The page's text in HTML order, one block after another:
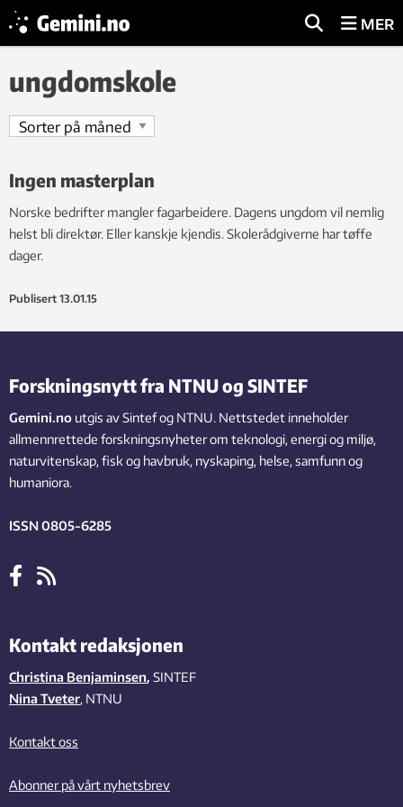
MER
ungdomskole
Ingen masterplan
Norske bedrifter mangler fagarbeidere. Dagens ungdom vil nemlig
helst bli direktør. Eller kanskje kjendis. Skolerådgiverne har tøffe
dager.
Publisert 13.01.15
Forskningsnytt fra NTNU og SINTEF
Gemini.no utgis av Sintef og NTNU. Nettstedet inneholder
allmennrettede forskningsnyheter om teknologi, energi og miljø,
naturvitenskap, fisk og havbruk, nyskaping, helse, samfunn og
humaniora.
ISSN 0805-6285
Kontakt redaksjonen
Christina Benjaminsen, SINTEF
Nina Tveter, NTNU
Kontakt oss
Abonner på vårt nyhetsbrev